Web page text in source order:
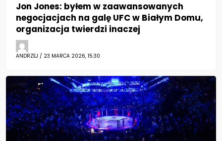
Jon Jones: byłem w zaawansowanych
negocjacjach na galę UFC w Białym Domu,
organizacja twierdzi inaczej
ANDRZEJ / 23 MARCA 2026, 15:30